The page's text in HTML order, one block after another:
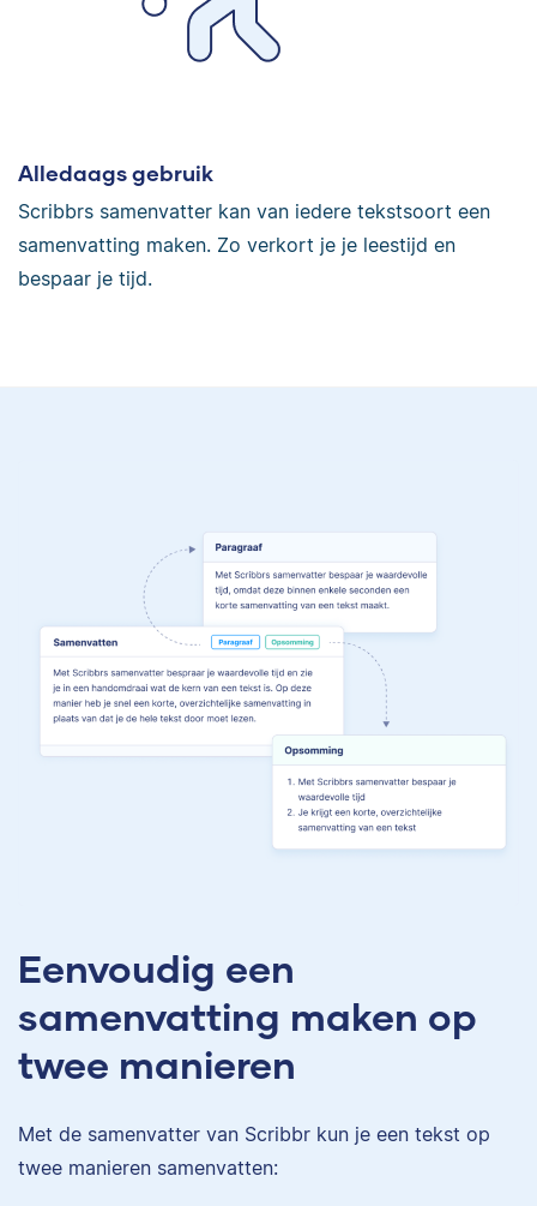
Alledaags gebruik
Scribbrs samenvatter kan van iedere tekstsoort een
samenvatting maken. Zo verkort je je leestijd en
bespaar je tijd.
Eenvoudig een
samenvatting maken op
twee manieren
Met de samenvatter van Scribbr kun je een tekst op
twee manieren samenvatten: